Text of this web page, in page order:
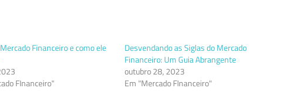
Financeiro e como ele
FInanceiro"
Desvendando as Siglas do Mercado
Financeiro: Um Guia Abrangente
outubro 28, 2023
Em "Mercado FInanceiro"